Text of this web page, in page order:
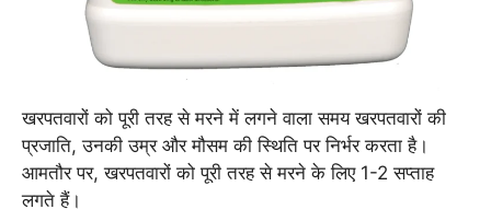
खरपतवारों को पूरी तरह से मरने में लगने वाला समय खरपतवारों की
प्रजाति, उनकी उम्र और मौसम की स्थिति पर निर्भर करता है।
आमतौर पर, खरपतवारों को पूरी तरह से मरने के लिए 1-2 सप्ताह
लगते हैं।